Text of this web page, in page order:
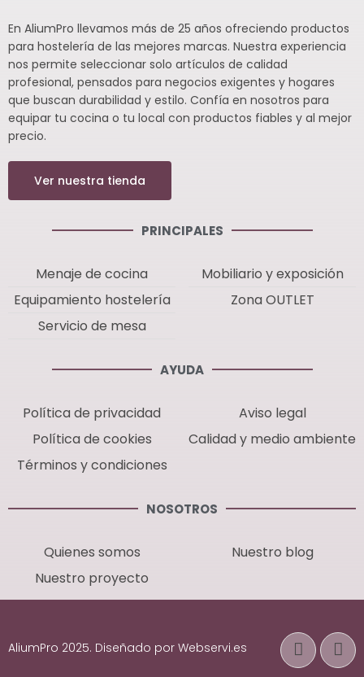
En AliumPro llevamos más de 25 años ofreciendo productos
para hostelería de las mejores marcas. Nuestra experiencia
nos permite seleccionar solo artículos de calidad
profesional, pensados para negocios exigentes y hogares
que buscan durabilidad y estilo. Confía en nosotros para
equipar tu cocina o tu local con productos fiables y al mejor
precio.
Ver nuestra tienda
PRINCIPALES
Menaje de cocina
Equipamiento hostelería
Servicio de mesa
Mobiliario y exposición
Zona OUTLET
AYUDA
Política de privacidad
Política de cookies
Términos y condiciones
Aviso legal
Calidad y medio ambiente
NOSOTROS
Quienes somos
Nuestro proyecto
Nuestro blog
AliumPro 2025. Diseñado por Webservi.es